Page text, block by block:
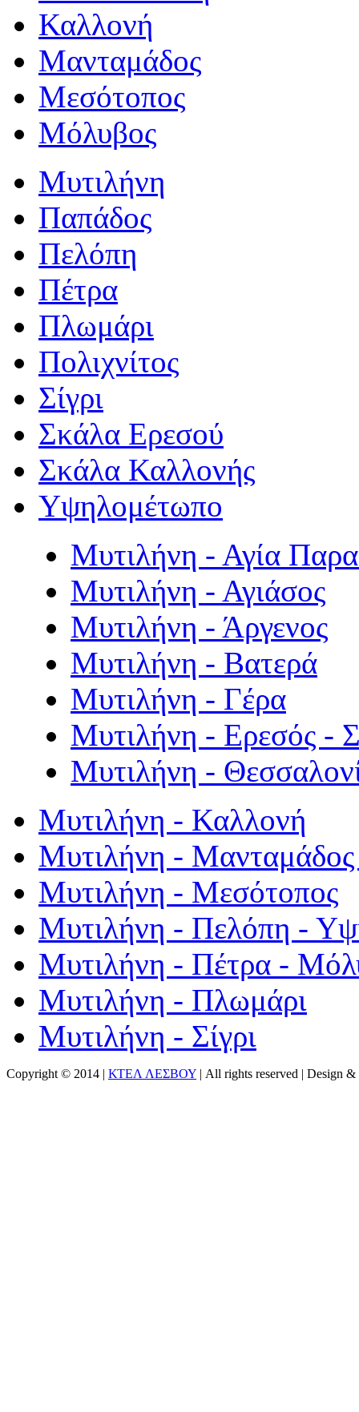
Καλλονή
Μανταμάδος
Μεσότοπος
Μόλυβος
Μυτιλήνη
Παπάδος
Πελόπη
Πέτρα
Πλωμάρι
Πολιχνίτος
Σίγρι
Σκάλα Ερεσού
Σκάλα Καλλονής
Υψηλομέτωπο
Μυτιλήνη - Αγία
Μυτιλήνη - Αγιάσος
Μυτιλήνη - Άργενος
Μυτιλήνη - Βατερά
Μυτιλήνη - Γέρα
Μυτιλήνη - Ερεσός -
Μυτιλήνη -
Μυτιλήνη - Καλλονή
Μυτιλήνη - Μανταμάδος
Μυτιλήνη - Μεσότοπος
Μυτιλήνη - Πελόπη -
Μυτιλήνη - Πέτρα -
Μυτιλήνη - Πλωμάρι
Μυτιλήνη - Σίγρι
Copyright © 2014 | ΚΤΕΛ ΛΕΣΒΟΥ | All rights reserved | Design &